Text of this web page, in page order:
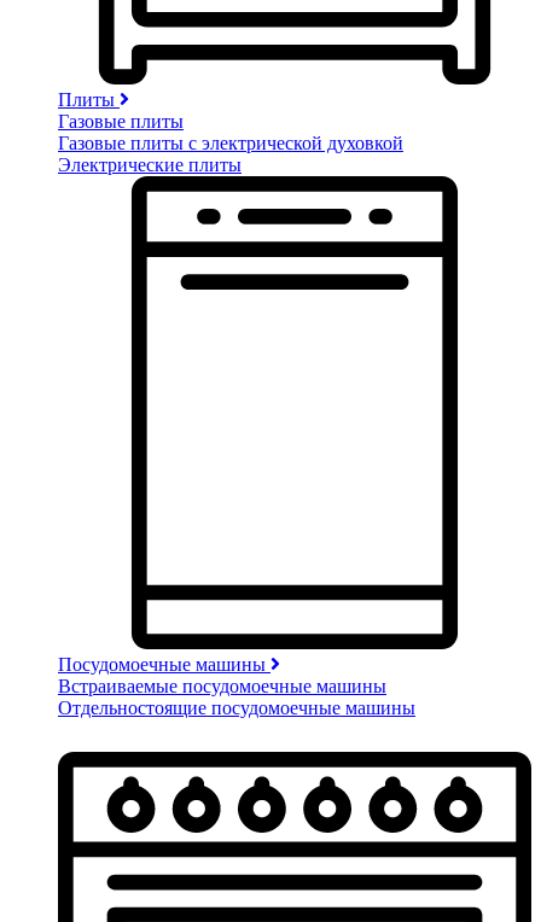
Плиты
Газовые плиты
Газовые плиты с электрической духовкой
Электрические плиты
Посудомоечные машины
Встраиваемые посудомоечные машины
Отдельностоящие посудомоечные машины